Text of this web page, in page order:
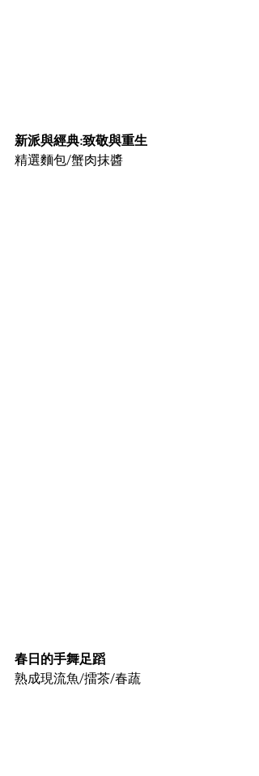
新派與經典:致敬與重生
精選麵包/蟹肉抹醬
春日的手舞足蹈
熟成現流魚/擂茶/春蔬